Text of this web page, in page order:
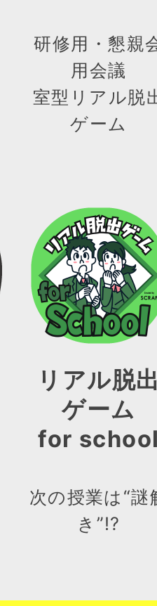
研修用・懇親
用会議
室型リアル脱
ゲーム
リアル脱
ゲーム
for
次の授業は“謎
き”!?